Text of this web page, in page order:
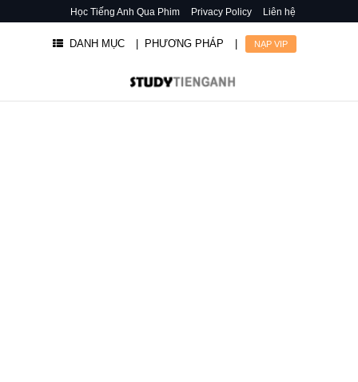
Học Tiếng Anh Qua Phim Privacy Policy Liên hệ
DANH MỤC | PHƯƠNG PHÁP NẠP VIP